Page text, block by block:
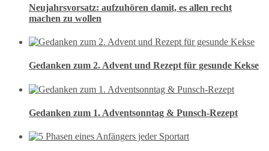
Neujahrsvorsatz: aufzuhören damit, es allen recht
machen zu wollen
Gedanken zum 2. Advent und Rezept für gesunde Kekse
Gedanken zum 1. Adventsonntag & Punsch-Rezept